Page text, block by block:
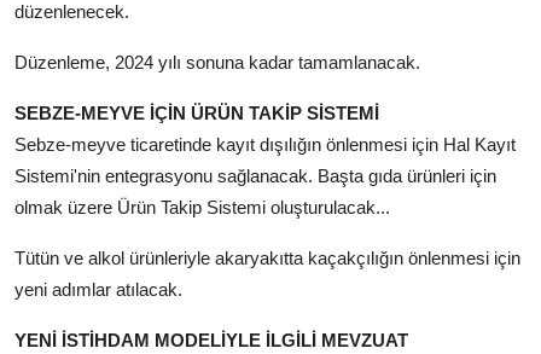
düzenlenecek.
Düzenleme, 2024 yılı sonuna kadar tamamlanacak.
SEBZE-MEYVE İÇİN ÜRÜN TAKİP SİSTEMİ
Sebze-meyve ticaretinde kayıt dışılığın önlenmesi için Hal Kayıt
Sistemi'nin entegrasyonu sağlanacak. Başta gıda ürünleri için
olmak üzere Ürün Takip Sistemi oluşturulacak...
Tütün ve alkol ürünleriyle akaryakıtta kaçakçılığın önlenmesi için
yeni adımlar atılacak.
YENİ İSTİHDAM MODELİYLE İLGİLİ MEVZUAT